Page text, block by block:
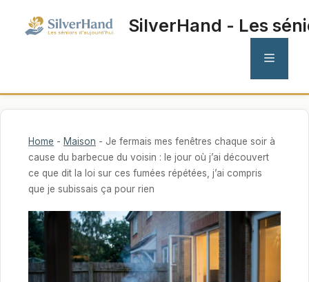
SilverHand - Les
MENU
Home - Maison - Je fermais mes fenêtres chaque soir à
cause du barbecue du voisin : le jour où j’ai découvert
ce que dit la loi sur ces fumées répétées, j’ai compris
que je subissais ça pour rien